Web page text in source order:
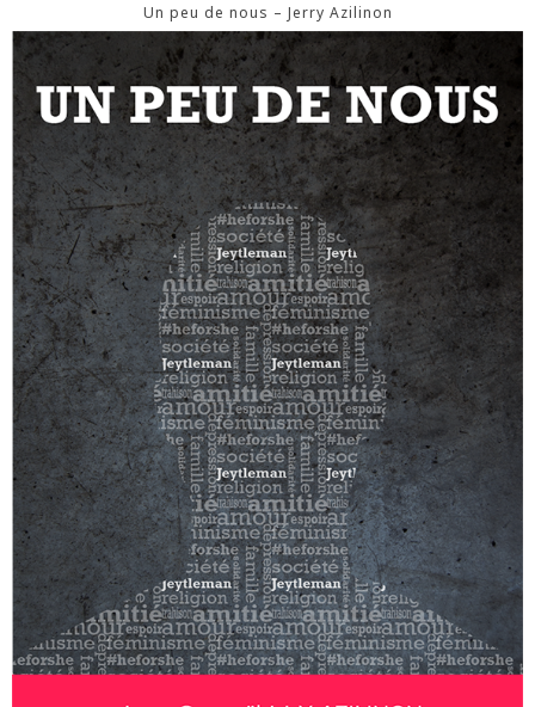
Un peu de nous – Jerry Azilinon